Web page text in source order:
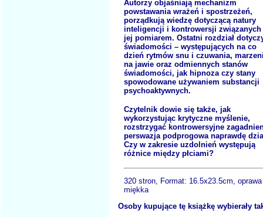
Autorzy objaśniają mechanizm
powstawania wrażeń i spostrzeżeń,
porządkują wiedzę dotyczącą natury
inteligencji i kontrowersji związanych
jej pomiarem. Ostatni rozdział
świadomości – występujących na co
dzień rytmów snu i czuwania,
na jawie oraz odmiennych stanów
świadomości, jak hipnoza czy stany
spowodowane używaniem substancji
psychoaktywnych.
Czytelnik dowie się także, jak
wykorzystując krytyczne myślenie,
rozstrzygać kontrowersyjne
perswazja podprogowa naprawdę
Czy w zakresie uzdolnień występują
różnice między płciami?
320 stron, Format: 16.5x23.5cm, oprawa
miękka
Osoby kupujące tę książkę wybierały